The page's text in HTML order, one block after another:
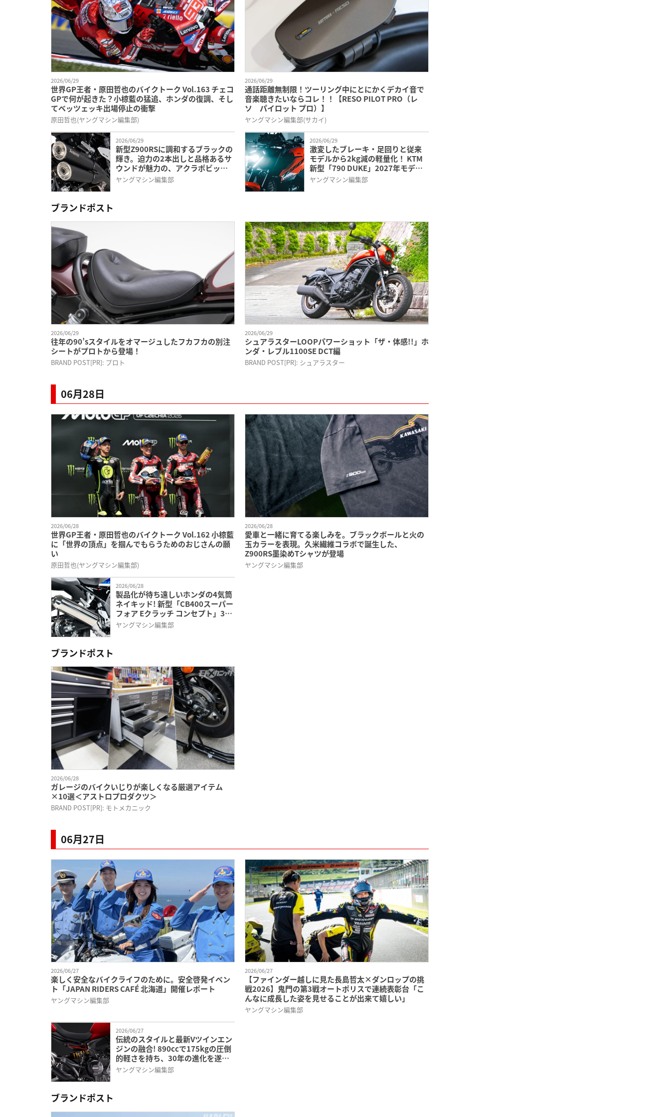
2026/06/29
世界GP王者・原田哲也のバイクトーク Vol.163 チェコ
GPで何が起きた？小椋藍の猛追、ホンダの復調、そし
てベッツェッキ出場停止の衝撃
原田哲也(ヤングマシン編集部)
2026/06/29
通話距離無制限！ツーリング中にとにかくデカイ音で
音楽聴きたいならコレ！！【RESO PILOT PRO（レ
ソ パイロット プロ）】
ヤングマシン編集部(サカイ)
2026/06/29
新型Z900RSに調和するブラックの
輝き。迫力の2本出しと品格あるサ
ウンドが魅力の、アクラポビッチ
JMCA認証マフラーが登場
ヤングマシン編集部
2026/06/29
激変したブレーキ・足回りと従来
モデルから2kg減の軽量化！ KTM
新型「790 DUKE」2027年モデル
が魅せる正当進化
ヤングマシン編集部
ブランドポスト
2026/06/29
往年の90’sスタイルをオマージュしたフカフカの別注
シートがプロトから登場！
BRAND POST[PR]: プロト
2026/06/29
シュアラスターLOOPパワーショット「ザ・体感!!」ホ
ンダ・レブル1100SE DCT編
BRAND POST[PR]: シュアラスター
06月28日
2026/06/28
世界GP王者・原田哲也のバイクトーク Vol.162 小椋藍
に「世界の頂点」を掴んでもらうためのおじさんの願
い
原田哲也(ヤングマシン編集部)
2026/06/28
愛車と一緒に育てる楽しみを。ブラックボールと火の
玉カラーを表現。久米繊維コラボで誕生した、
Z900RS墨染めTシャツが登場
ヤングマシン編集部
2026/06/28
製品化が待ち遠しいホンダの4気筒
ネイキッド! 新型「CB400スーパー
フォア Eクラッチ コンセプト」3つ
の魅力を解説
ヤングマシン編集部
ブランドポスト
2026/06/28
ガレージのバイクいじりが楽しくなる厳選アイテム
×10選＜アストロプロダクツ＞
BRAND POST[PR]: モトメカニック
06月27日
2026/06/27
楽しく安全なバイクライフのために。安全啓発イベン
ト「JAPAN RIDERS CAFÉ 北海道」開催レポート
ヤングマシン編集部
2026/06/27
【ファインダー越しに見た長島哲太×ダンロップの挑
戦2026】鬼門の第3戦オートポリスで連続表彰台「こ
んなに成長した姿を見せることが出来て嬉しい」
ヤングマシン編集部
2026/06/27
伝統のスタイルと最新Vツインエン
ジンの融合! 890ccで175kgの圧倒
的軽さを持ち、30年の進化を遂げ
たドゥカティの第5世代「モンスタ
ヤングマシン編集部
ブランドポスト